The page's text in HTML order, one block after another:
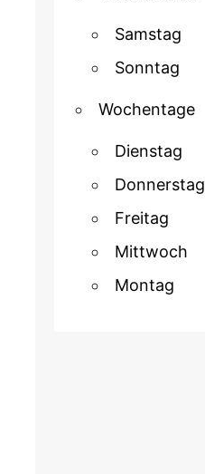
Samstag
Sonntag
Wochentage
Dienstag
Donnerstag
Freitag
Mittwoch
Montag